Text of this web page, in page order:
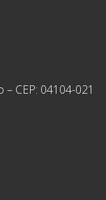
CEP: 04104-021